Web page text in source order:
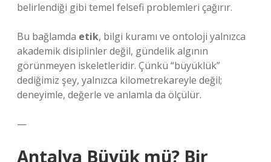
belirlendiği gibi temel felsefi problemleri çağırır.
Bu bağlamda etik, bilgi kuramı ve ontoloji yalnızca
akademik disiplinler değil, gündelik algının
görünmeyen iskeletleridir. Çünkü “büyüklük”
dediğimiz şey, yalnızca kilometrekareyle değil;
deneyimle, değerle ve anlamla da ölçülür.
—
Antalya Büyük mü? Bir